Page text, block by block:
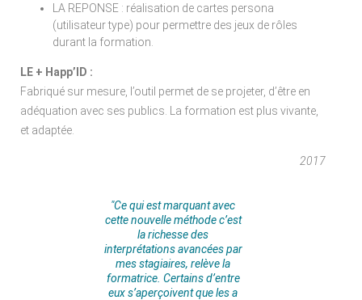
LA REPONSE : réalisation de cartes persona
(utilisateur type) pour permettre des jeux de rôles
durant la formation.
LE + Happ’ID :
Fabriqué sur mesure, l’outil permet de se projeter, d’être en
adéquation avec ses publics. La formation est plus vivante,
et adaptée.
2017
"Ce qui est marquant avec
cette nouvelle méthode c’est
la richesse des
interprétations avancées par
mes stagiaires, relève la
formatrice. Certains d’entre
eux s’aperçoivent que les a